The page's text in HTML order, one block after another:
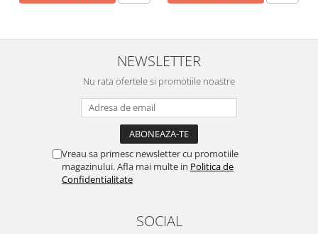
NEWSLETTER
Nu rata ofertele si promotiile noastre
Vreau sa primesc newsletter cu promotiile
magazinului. Afla mai multe in Politica de
Confidentialitate
SOCIAL